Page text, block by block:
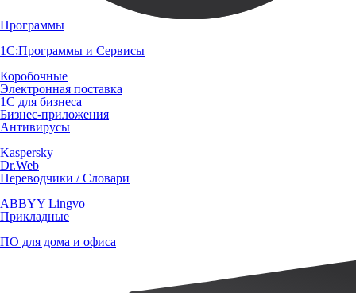
Программы
1С:Программы и Сервисы
Коробочные
Электронная поставка
1С для бизнеса
Бизнес-приложения
Антивирусы
Kaspersky
Dr.Web
Переводчики / Словари
ABBYY Lingvo
Прикладные
ПО для дома и офиса